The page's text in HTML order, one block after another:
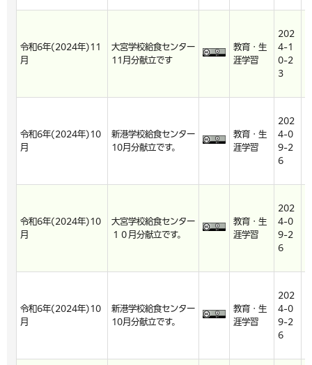
令和6年(2024年)11
月
大宮学校給食センター
11月分献立です
教育・生
涯学習
202
4-1
0-2
3
令和6年(2024年)10
月
新港学校給食センター
10月分献立です。
教育・生
涯学習
202
4-0
9-2
6
令和6年(2024年)10
月
大宮学校給食センター
１０月分献立です。
教育・生
涯学習
202
4-0
9-2
6
令和6年(2024年)10
月
新港学校給食センター
10月分献立です。
教育・生
涯学習
202
4-0
9-2
6